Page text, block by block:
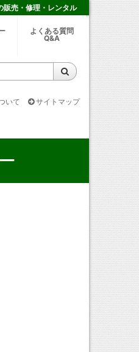
販売・修理・レンタル
よくある質問
Q&A
いて サイトマップ